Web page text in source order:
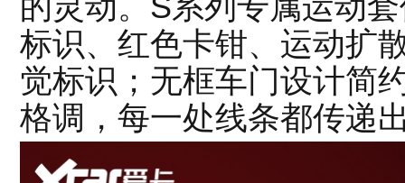
的灵动。S系列专属运动
标识、红色卡钳、运动扩
觉标识；无框车门设计简
格调，每一处线条都传递